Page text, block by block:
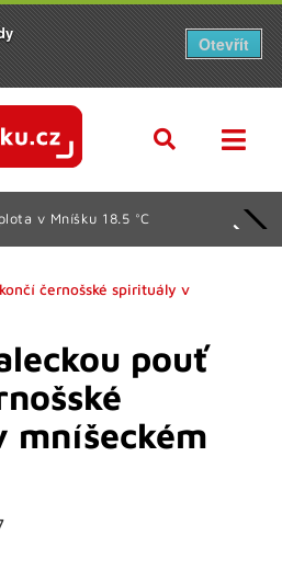
v Mníšku 18.5 °C
černošské spirituály v
pouť
mníšeckém
Otevřít